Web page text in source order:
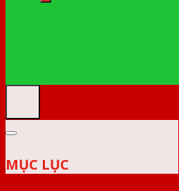
MỤC LỤC